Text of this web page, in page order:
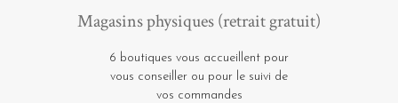
Magasins physiques (retrait gratuit)
6 boutiques vous accueillent pour
vous conseiller ou pour le suivi de
vos commandes